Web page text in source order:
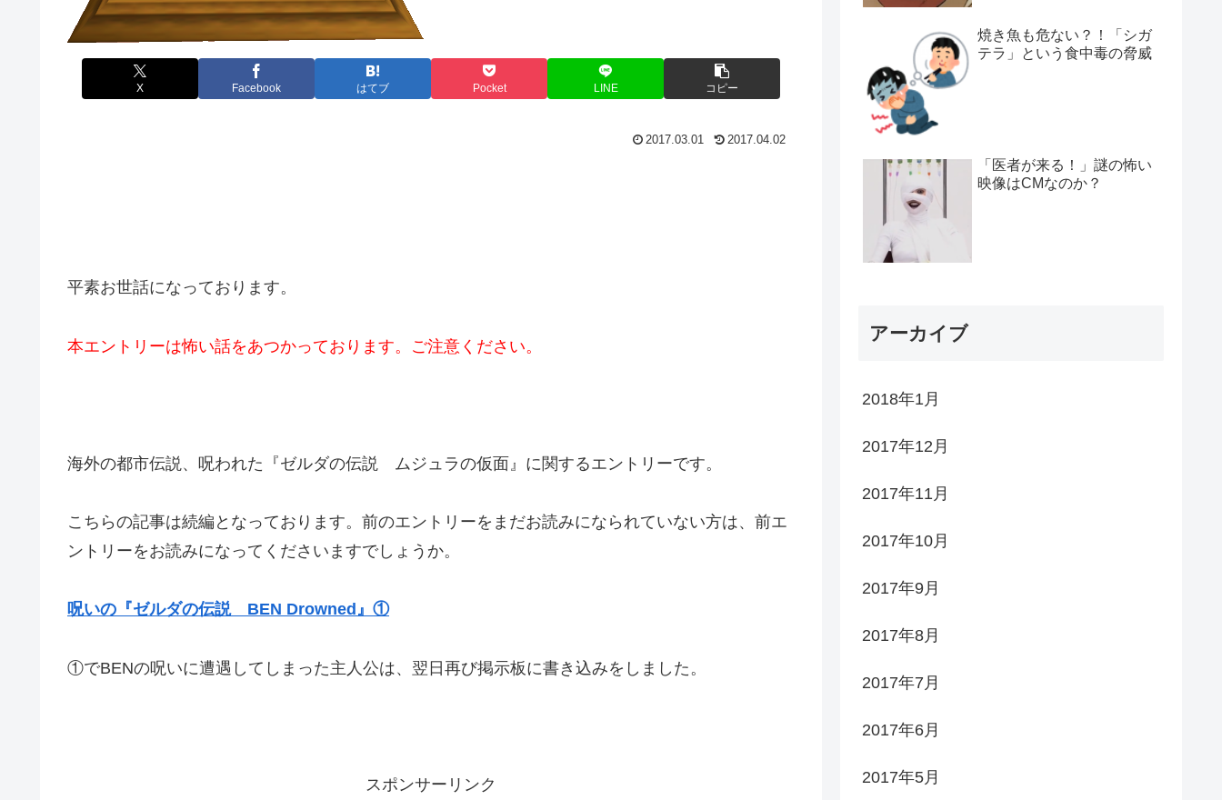
X Facebook はてブ Pocket LINE コピー
2017.03.01 2017.04.02
平素お世話になっております。
本エントリーは怖い話をあつかっております。ご注意ください。
海外の都市伝説、呪われた『ゼルダの伝説 ムジュラの仮面』に関するエントリーです。
こちらの記事は続編となっております。前のエントリーをまだお読みになられていない方は、前エ
ントリーをお読みになってくださいますでしょうか。
呪いの『ゼルダの伝説 BEN Drowned』①
①でBENの呪いに遭遇してしまった主人公は、翌日再び掲示板に書き込みをしました。
スポンサーリンク
焼き魚も危ない？！「シガ
テラ」という食中毒の脅威
「医者が来る！」謎の怖い
映像はCMなのか？
アーカイブ
2018年1月
2017年12月
2017年11月
2017年10月
2017年9月
2017年8月
2017年7月
2017年6月
2017年5月